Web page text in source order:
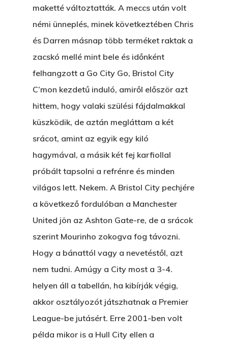
maketté változtatták. A meccs után volt
némi ünneplés, minek következtében Chris
és Darren másnap több terméket raktak a
zacskó mellé mint bele és időnként
felhangzott a Go City Go, Bristol City
C’mon kezdetű induló, amiről először azt
hittem, hogy valaki szülési fájdalmakkal
küszködik, de aztán megláttam a két
srácot, amint az egyik egy kiló
hagymával, a másik két fej karfiollal
próbált tapsolni a refrénre és minden
világos lett. Nekem. A Bristol City pechjére
a következő fordulóban a Manchester
United jön az Ashton Gate-re, de a srácok
szerint Mourinho zokogva fog távozni.
Hogy a bánattól vagy a nevetéstől, azt
nem tudni. Amúgy a City most a 3-4.
helyen áll a tabellán, ha kibírják végig,
akkor osztályozót játszhatnak a Premier
League-be jutásért. Erre 2001-ben volt
példa mikor is a Hull City ellen a